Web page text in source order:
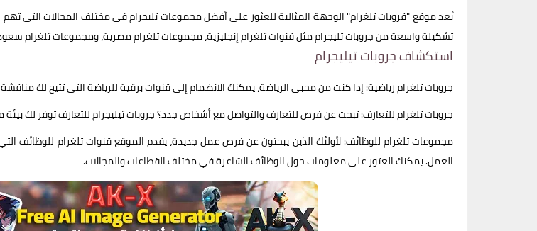
يُعد موقع "قروبات تلغرام" الوجهة المثالية للعثور على أفضل مجموعات تليجرام في مختلف المجالات التي تهم
تشكيلة واسعة من جروبات تليجرام مثل قنوات تلغرام إنجليزية، مجموعات تلغرام مصرية، ومجموعات تلغرام
استكشاف جروبات تيليجرام
جروبات تلغرام رياضية: إذا كنت من محبي الرياضة، يمكنك الانضمام إلى قنوات برقية للرياضة التي تتيح لك
جروبات تلغرام للتعارف: تبحث عن فرص للتعارف والتواصل مع أشخاص جدد؟ جروبات تيليجرام للتعارف توفر لك
مجموعات تلغرام للوظائف: لأولئك الذين يبحثون عن فرص عمل جديدة، يقدم الموقع قنوات تلغرام
العمل. يمكنك العثور على معلومات حول الوظائف الشاغرة في مختلف القطاعات والمجالات.